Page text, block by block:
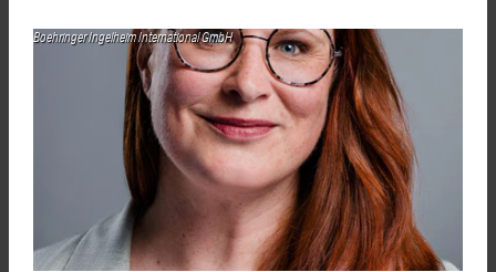
Boehringer Ingelheim International GmbH